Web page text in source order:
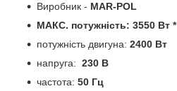
Виробник - MAR-POL
МАКС. потужність: 3550 Вт *
потужність двигуна: 2400 Вт
напруга: 230 В
частота: 50 Гц